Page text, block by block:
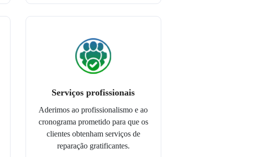
Serviços profissionais
Aderimos ao profissionalismo e ao
cronograma prometido para que os
clientes obtenham serviços de
reparação gratificantes.